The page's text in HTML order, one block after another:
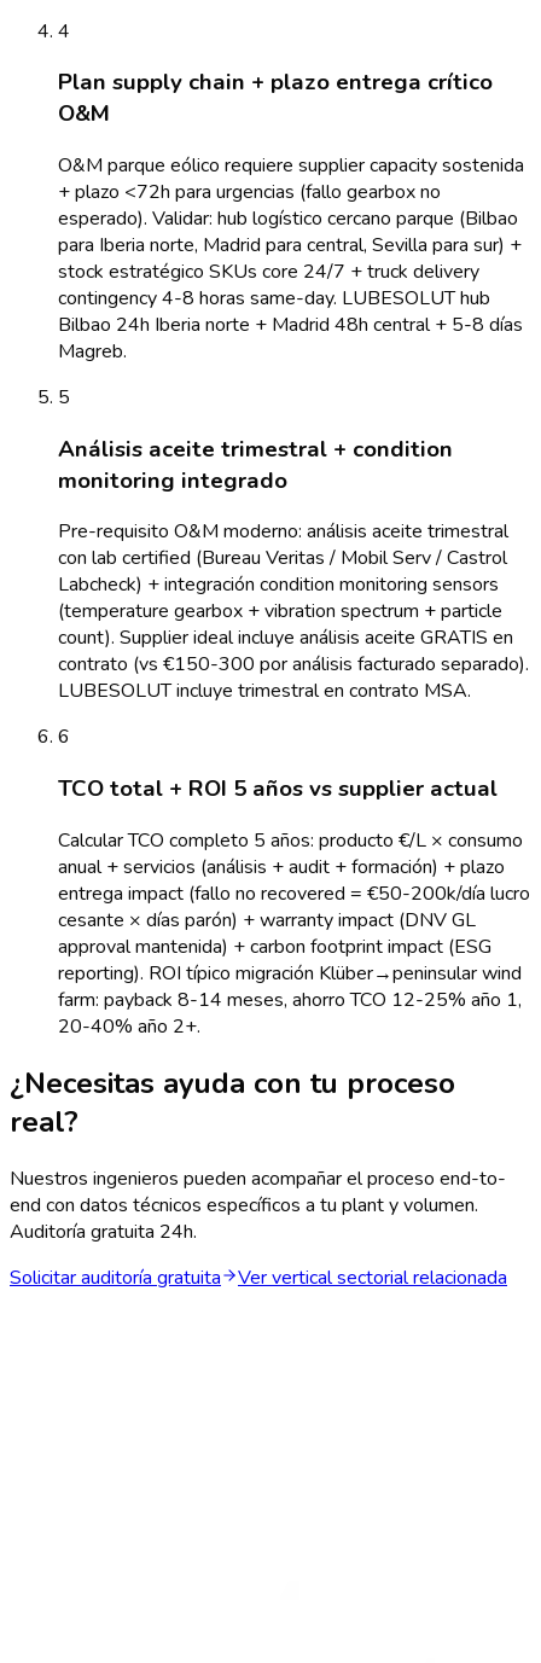
4
Plan supply chain + plazo entrega crítico
O&M
O&M parque eólico requiere supplier capacity sostenida
+ plazo <72h para urgencias (fallo gearbox no
esperado). Validar: hub logístico cercano parque (Bilbao
para Iberia norte, Madrid para central, Sevilla para sur) +
stock estratégico SKUs core 24/7 + truck delivery
contingency 4-8 horas same-day. LUBESOLUT hub
Bilbao 24h Iberia norte + Madrid 48h central + 5-8 días
Magreb.
5
Análisis aceite trimestral + condition
monitoring integrado
Pre-requisito O&M moderno: análisis aceite trimestral
con lab certified (Bureau Veritas / Mobil Serv / Castrol
Labcheck) + integración condition monitoring sensors
(temperature gearbox + vibration spectrum + particle
count). Supplier ideal incluye análisis aceite GRATIS en
contrato (vs €150-300 por análisis facturado separado).
LUBESOLUT incluye trimestral en contrato MSA.
6
TCO total + ROI 5 años vs supplier actual
Calcular TCO completo 5 años: producto €/L × consumo
anual + servicios (análisis + audit + formación) + plazo
entrega impact (fallo no recovered = €50-200k/día lucro
cesante × días parón) + warranty impact (DNV GL
approval mantenida) + carbon footprint impact (ESG
reporting). ROI típico migración Klüber→peninsular wind
farm: payback 8-14 meses, ahorro TCO 12-25% año 1,
20-40% año 2+.
¿Necesitas ayuda con tu proceso
real?
Nuestros ingenieros pueden acompañar el proceso end-to-
end con datos técnicos específicos a tu plant y volumen.
Auditoría gratuita 24h.
Solicitar auditoría gratuita
Ver vertical sectorial relacionada